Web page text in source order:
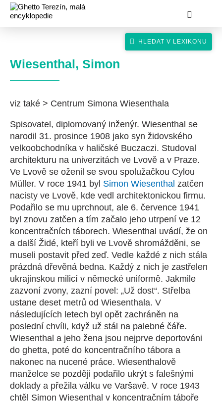
Wiesenthal, Simon
viz také > Centrum Simona Wiesenthala
Spisovatel, diplomovaný inženýr. Wiesenthal se
narodil 31. prosince 1908 jako syn židovského
velkoobchodníka v haličské Buczaczi. Studoval
architekturu na univerzitách ve Lvově a v Praze.
Ve Lvově se oženil se svou spolužačkou Cylou
Müller. V roce 1941 byl Simon Wiesenthal zatčen
nacisty ve Lvově, kde vedl architektonickou firmu.
Podařilo se mu uprchnout, ale 6. července 1941
byl znovu zatčen a tím začalo jeho utrpení ve 12
koncentračních táborech. Wiesenthal uvádí, že on
a další Židé, kteří byli ve Lvově shromážděni, se
museli postavit před zeď. Vedle každé z nich stála
prázdná dřevěná bedna. Každý z nich je zastřelen
ukrajinskou milicí v německé uniformě. Jakmile
zazvoní zvony, zazní povel: „Už dost“. Střelba
ustane deset metrů od Wiesenthala. V
následujících letech byl opět zachráněn na
poslední chvíli, když už stál na palebné čáře.
Wiesenthal a jeho žena jsou nejprve deportováni
do ghetta, poté do koncentračního tábora a
nakonec na nucené práce. Wiesenthalově
manželce se později podařilo ukrýt s falešnými
doklady a přežila válku ve Varšavě. V roce 1943
chtěl Simon Wiesenthal v koncentračním táboře